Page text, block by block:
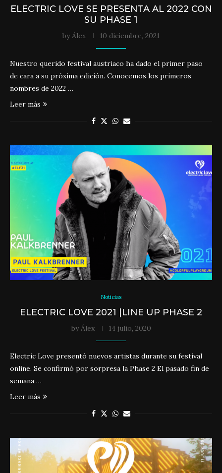
ELECTRIC LOVE SE PRESENTA AL 2022 CON
SU PHASE 1
byÁlex 10 diciembre, 2021
Nuestro querido festival austriaco ha dado el primer paso
de cara a su próxima edición. Conocemos los primeros
nombres de 2022 …
Leer más
Noticias
ELECTRIC LOVE 2021 |LINE UP PHASE 2
byÁlex 14 julio, 2020
Electric Love presentó nuevos artistas durante su festival
online. Se confirmó por sorpresa la Phase 2 El pasado fin de
semana …
Leer más